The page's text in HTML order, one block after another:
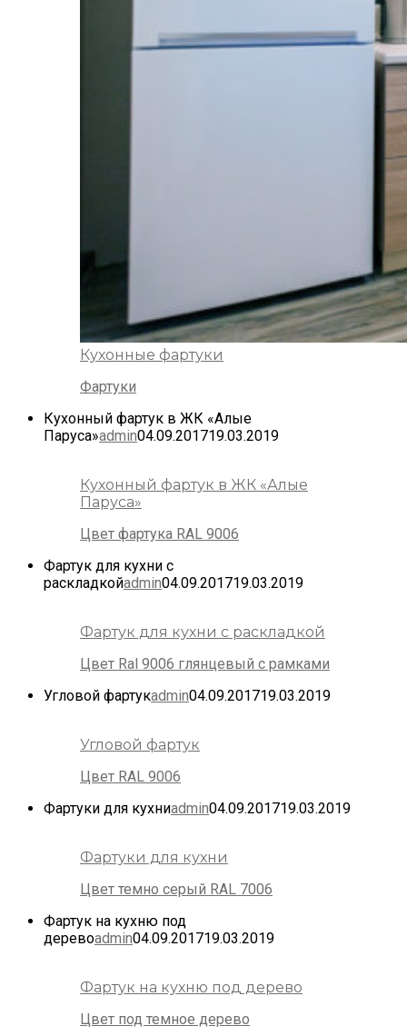
Кухонные фартуки
Фартуки
Кухонный фартук в ЖК «Алые
Паруса»admin04.09.201719.03.2019
Кухонный фартук в ЖК «Алые
Паруса»
Цвет фартука RAL 9006
Фартук для кухни с
раскладкойadmin04.09.201719.03.2019
Фартук для кухни с раскладкой
Цвет Ral 9006 глянцевый с рамками
Угловой фартукadmin04.09.201719.03.2019
Угловой фартук
Цвет RAL 9006
Фартуки для кухниadmin04.09.201719.03.2019
Фартуки для кухни
Цвет темно серый RAL 7006
Фартук на кухню под
деревоadmin04.09.201719.03.2019
Фартук на кухню под дерево
Цвет под темное дерево